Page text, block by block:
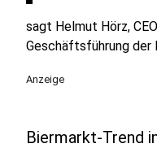
sagt Helmut Hörz,
Geschäftsführung der
Anzeige
Biermarkt-Trend